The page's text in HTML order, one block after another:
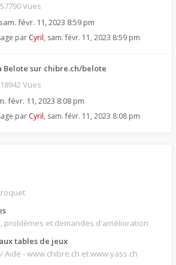
Vues
sam. févr. 11, 2023 8:59 pm
par Cyril, sam. févr. 11, 2023 8:59 pm
Belote sur chibre.ch/belote
Vues
févr. 11, 2023 8:08 pm
par Cyril, sam. févr. 11, 2023 8:08 pm
problèmes et demandes d'amélioration
aux tables de jeux
Aide - www.chibre.ch et www.yass.ch